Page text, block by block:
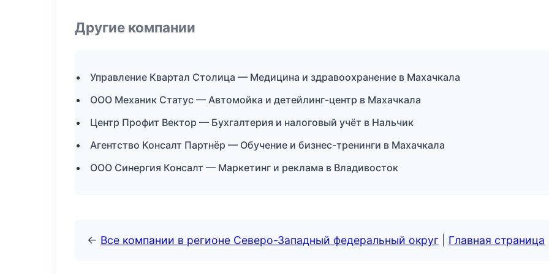
Другие компании
Управление Квартал Столица — Медицина и здравоохранение в Махачкала
ООО Механик Статус — Автомойка и детейлинг-центр в Махачкала
Центр Профит Вектор — Бухгалтерия и налоговый учёт в Нальчик
Агентство Консалт Партнёр — Обучение и бизнес-тренинги в Махачкала
ООО Синергия Консалт — Маркетинг и реклама в Владивосток
← Все компании в регионе Северо-Западный федеральный округ Главная страница